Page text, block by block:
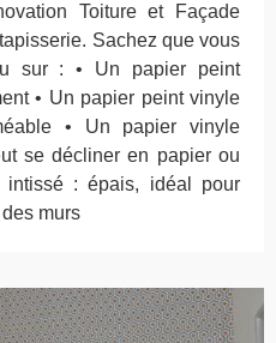
Toiture et Façade
Sachez que vous
sur : • Un papier peint
• Un papier peint vinyle
• Un papier vinyle
se décliner en papier ou
: épais, idéal pour
murs